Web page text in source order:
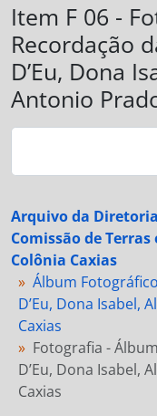
Item F 06 -
Recordação
D’Eu, Dona
Antonio
Arquivo da
Comissão de
Colônia Caxias
Álbum
D’Eu, Dona Isabel,
Caxias
Fotografia -
D’Eu, Dona Isabel,
Caxias